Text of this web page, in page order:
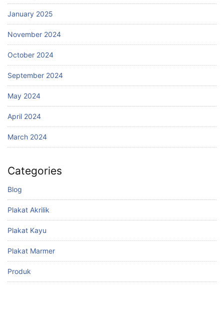
January 2025
November 2024
October 2024
September 2024
May 2024
April 2024
March 2024
Categories
Blog
Plakat Akrilik
Plakat Kayu
Plakat Marmer
Produk